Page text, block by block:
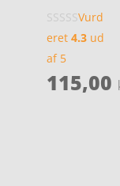
Vurd
eret 4.3ud
af 5
115,00